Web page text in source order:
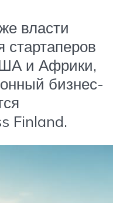
власти
и Африки,
бизнес-
Finland.